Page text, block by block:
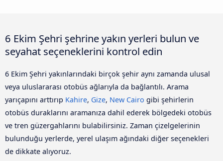
6 Ekim Şehri şehrine yakın yerleri bulun ve
seyahat seçeneklerini kontrol edin
6 Ekim Şehri yakınlarındaki birçok şehir aynı zamanda ulusal
veya uluslararası otobüs ağlarıyla da bağlantılı. Arama
yarıçapını arttırıp Kahire, Gize, New Cairo gibi şehirlerin
otobüs duraklarını aramanıza dahil ederek bölgedeki otobüs
ve tren güzergahlarını bulabilirsiniz. Zaman çizelgelerinin
bulunduğu yerlerde, yerel ulaşım ağındaki diğer seçenekleri
de dikkate alıyoruz.